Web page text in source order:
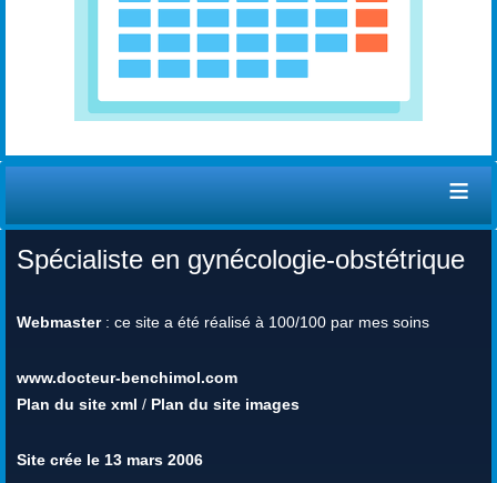
≡
Spécialiste en gynécologie-obstétrique
Webmaster: ce site a été réalisé à 100/100 par mes soins
www.docteur-benchimol.com
Plan du site xml / Plan du site images
Site crée le 13 mars 2006